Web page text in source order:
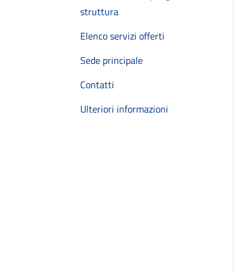
struttura
Elenco servizi offerti
Sede principale
Contatti
Ulteriori informazioni